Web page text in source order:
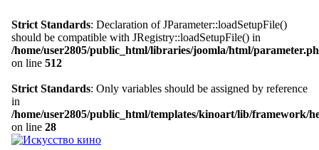
Strict Standards: Declaration of JParameter::loadSetupFile()
should be compatible with JRegistry::loadSetupFile() in
/home/user2805/public_html/libraries/joomla/html/
on line 512
Strict Standards: Only variables should be assigned by reference
in
/home/user2805/public_html/templates/kinoart/lib/framework/
on line 28